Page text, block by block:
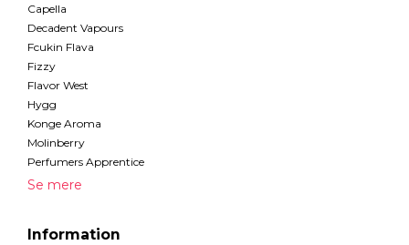
Capella
Decadent Vapours
Fcukin Flava
Fizzy
Flavor West
Hygg
Konge Aroma
Molinberry
Perfumers Apprentice
Se mere
Information